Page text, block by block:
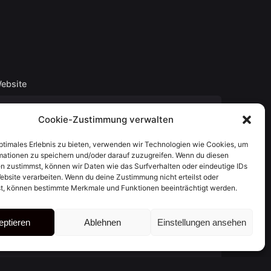
Cookie-Zustimmung verwalten
Erlebnis zu bieten, verwenden wir Technologien wie Cookies, um
zu speichern und/oder darauf zuzugreifen. Wenn du diesen
zustimmst, können wir Daten wie das Surfverhalten oder eindeutige IDs
verarbeiten. Wenn du deine Zustimmung nicht erteilst oder
können bestimmte Merkmale und Funktionen beeinträchtigt werden.
Ablehnen Einstellungen ansehen